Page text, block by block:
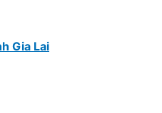
Gia Lai